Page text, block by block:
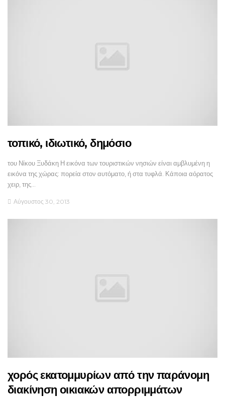
τοπικό, ιδιωτικό, δημόσιο
του Νίκου Ξυδάκη Η εικόνα των τουριστικών νησιών είναι αμβλυμένη η
εικόνα της χώρας: πορεία στον αυτόματο, ή στα τυφλά. Κάποια αόρατος
χειρ, της…
Αύγουστος 30, 2013
χορός εκατομμυρίων από την παράνομη
διακίνηση οικιακών απορριμμάτων